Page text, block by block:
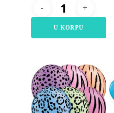
U KORPU
360,00RSD